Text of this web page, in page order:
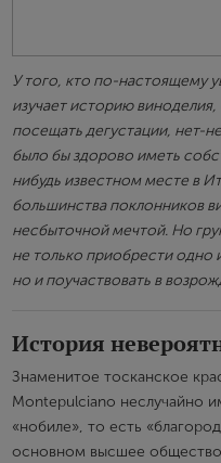
У того, кто по-настоящему
изучает историю
посещать дегустации, нет-
было бы здорово иметь
нибудь известном месте в
большинства поклонников
несбыточной мечтой. Но
не только приобрести одно
но и поучаствовать в
История
Знаменитое тосканское
Montepulciano неслучайно
«нобиле», то есть
основном высшее